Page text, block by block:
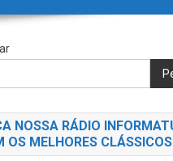
NOSSA RÁDIO
OS MELHORES CLÁSSICOS